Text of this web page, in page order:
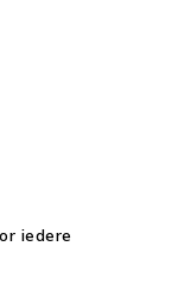
iedere